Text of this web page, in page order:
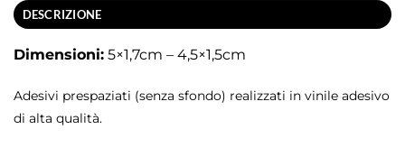
DESCRIZIONE
Dimensioni: 5×1,7cm – 4,5×1,5cm
Adesivi prespaziati (senza sfondo) realizzati in vinile adesivo
di alta qualità.